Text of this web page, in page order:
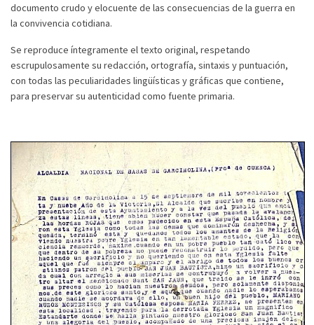
documento crudo y elocuente de las consecuencias de la guerra en
la convivencia cotidiana.
Se reproduce íntegramente el texto original, respetando
escrupulosamente su redacción, ortografía, sintaxis y puntuación,
con todas las peculiaridades lingüísticas y gráficas que contiene,
para preservar su autenticidad como fuente primaria.